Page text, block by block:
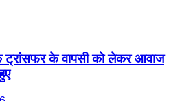
ट्रांसफर के वापसी को लेकर आवाज